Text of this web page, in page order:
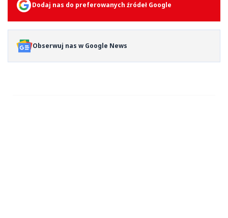
Dodaj nas do preferowanych źródeł Google
Obserwuj nas w Google News